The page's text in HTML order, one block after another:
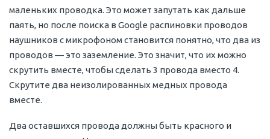
маленьких проводка. Это может запутать как дальше
паять, но после поиска в Google распиновки проводов
наушников с микрофоном становится понятно, что два из
проводов — это заземление. Это значит, что их можно
скрутить вместе, чтобы сделать 3 провода вместо 4.
Скрутите два неизолированных медных провода
вместе.
Два оставшихся провода должны быть красного и